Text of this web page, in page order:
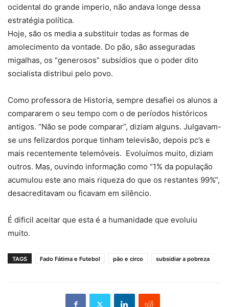
ocidental do grande imperio, não andava longe dessa
estratégia política.
Hoje, são os media a substituir todas as formas de
amolecimento da vontade. Do pão, são asseguradas
migalhas, os “generosos” subsídios que o poder dito
socialista distribui pelo povo.
Como professora de Historia, sempre desafiei os alunos a
compararem o seu tempo com o de períodos históricos
antigos. “Não se pode comparar”, diziam alguns. Julgavam-
se uns felizardos porque tinham televisão, depois pc’s e
mais recentemente telemóveis. Evoluímos muito, diziam
outros. Mas, ouvindo informação como “1% da população
acumulou este ano mais riqueza do que os restantes 99%”,
desacreditavam ou ficavam em silêncio.
É dificil aceitar que esta é a humanidade que evoluiu
muito.
TAGS Fado Fátima e Futebol pão e circo subsidiar a pobreza